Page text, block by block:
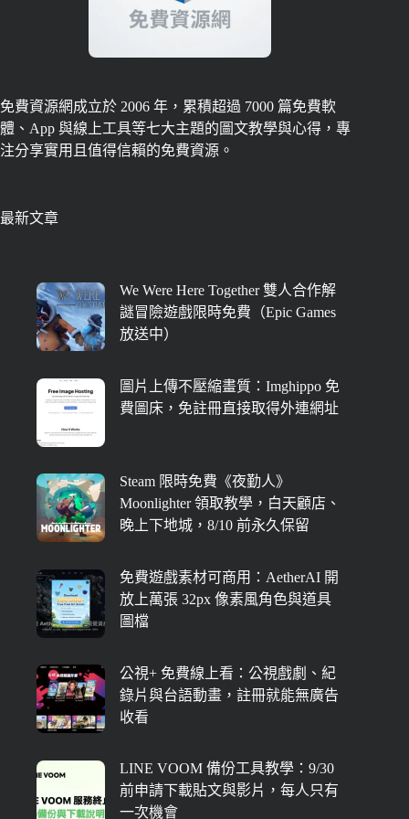
免費資源網成立於 2006 年，累積超過 7000 篇免費軟
體、App 與線上工具等七大主題的圖文教學與心得，專
注分享實用且值得信賴的免費資源。
最新文章
We Were Here Together 雙人合作解
謎冒險遊戲限時免費（Epic Games
放送中）
圖片上傳不壓縮畫質：Imghippo 免
費圖床，免註冊直接取得外連網址
Steam 限時免費《夜勤人》
Moonlighter 領取教學，白天顧店、
晚上下地城，8/10 前永久保留
免費遊戲素材可商用：AetherAI 開
放上萬張 32px 像素風角色與道具
圖檔
公視+ 免費線上看：公視戲劇、紀
錄片與台語動畫，註冊就能無廣告
收看
LINE VOOM 備份工具教學：9/30
前申請下載貼文與影片，每人只有
一次機會